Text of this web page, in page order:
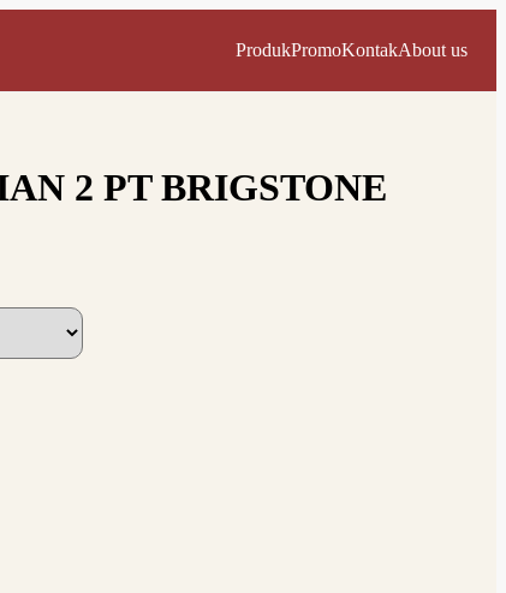
ProdukPromoKontakAbout us
2 PT BRIGSTONE